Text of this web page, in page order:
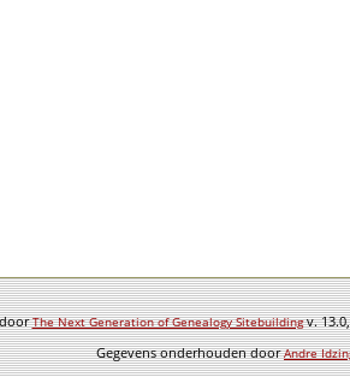
doorThe Next Generation of Genealogy Sitebuildingv.
Gegevens onderhouden doorAndre